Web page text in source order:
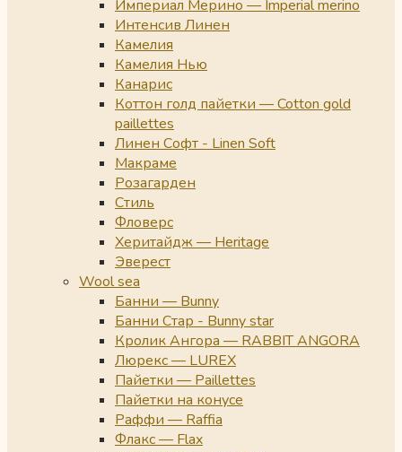
Империал Мерино — Imperial merino
Интенсив Линен
Камелия
Камелия Нью
Канарис
Коттон голд пайетки — Cotton gold
paillettes
Линен Софт - Linen Soft
Макраме
Розагарден
Стиль
Фловерс
Херитайдж — Heritage
Эверест
Wool sea
Банни — Bunny
Банни Стар - Bunny star
Кролик Ангора — RABBIT ANGORA
Люрекс — LUREX
Пайетки — Paillettes
Пайетки на конусе
Раффи — Raffia
Флакс — Flax